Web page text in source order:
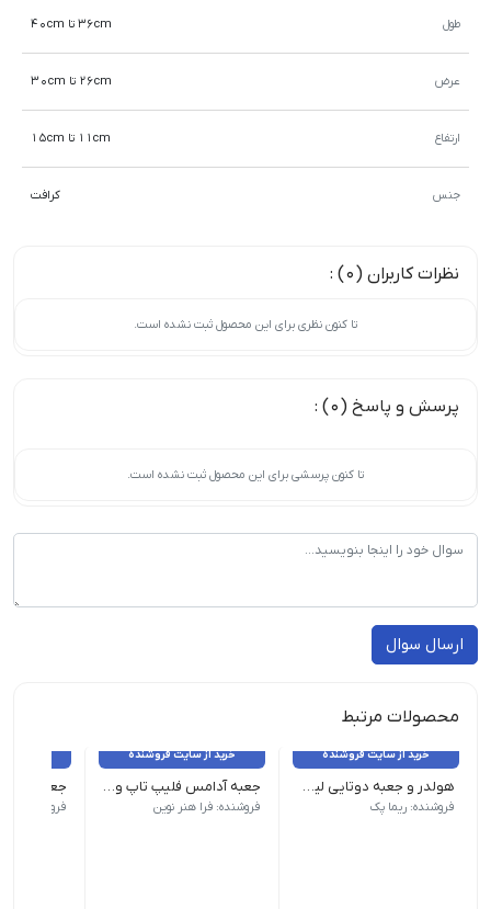
طول 36cm تا 40cm
عرض 26cm تا 30cm
ارتفاع 11cm تا 15cm
جنس کرافت
نظرات کاربران (0) :
تا کنون نظری برای این محصول ثبت نشده است.
پرسش و پاسخ (0) :
تا کنون پرسشی برای این محصول ثبت نشده است.
ارسال سوال
محصولات مرتبط
خرید از سایت فروشنده
هولدر و جعبه دوتایی لیوان بسته 200 عددی - عرض ۱۰ - طول ۱۷/۵ - ارتفاع ۲۰
فروشنده: ریما پک
خرید از سایت فروشنده
جعبه آدامس فلیپ تاپ و شیکر تاپ chewing gum box
فروشنده: فرا هنر نوین
جعبه
فروشنده: فرا